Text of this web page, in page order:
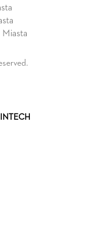
Miasta
INTECH